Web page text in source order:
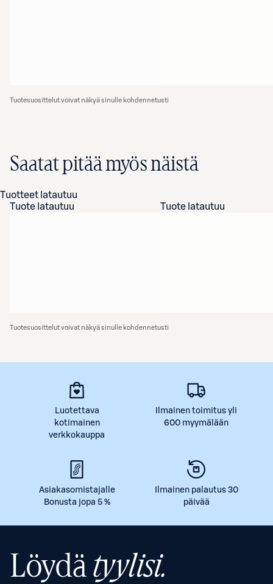
Tuotesuosittelut voivat näkyä sinulle kohdennetusti
Saatat pitää myös näistä
Tuotteet latautuu
Tuote latautuu
Tuote latautuu
Tuotesuosittelut voivat näkyä sinulle kohdennetusti
Luotettava
kotimainen
verkkokauppa
Ilmainen toimitus yli
600 myymälään
Asiakasomistajalle
Bonusta jopa 5 %
Ilmainen palautus 30
päivää
Löydätyylisi.